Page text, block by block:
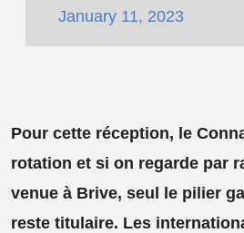
January 11, 2023
Pour cette réception, le
rotation et si on regarde par
venue à Brive, seul le pilier
reste titulaire. Les